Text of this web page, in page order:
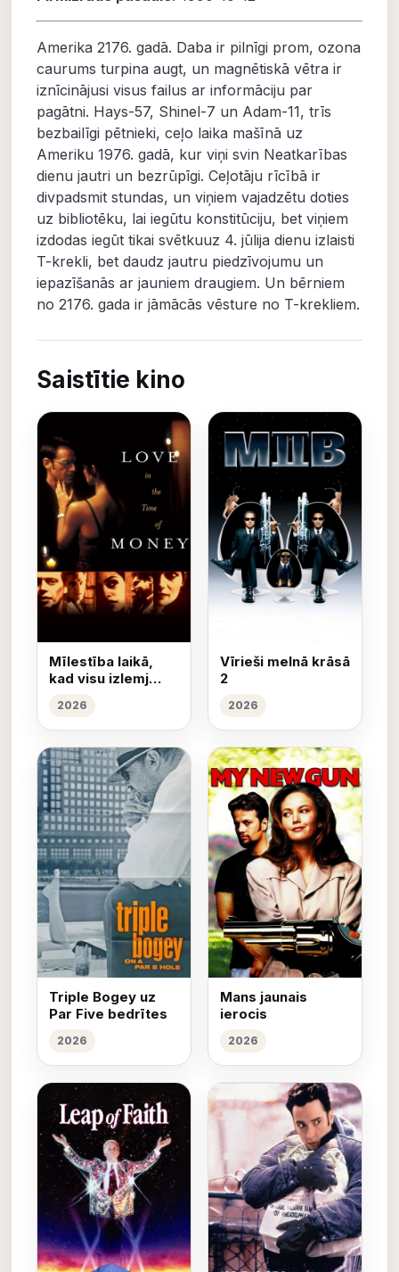
Amerika 2176. gadā. Daba ir pilnīgi prom, ozona
caurums turpina augt, un magnētiskā vētra ir
iznīcinājusi visus failus ar informāciju par
pagātni. Hays-57, Shinel-7 un Adam-11, trīs
bezbailīgi pētnieki, ceļo laika mašīnā uz
Ameriku 1976. gadā, kur viņi svin Neatkarības
dienu jautri un bezrūpīgi. Ceļotāju rīcībā ir
divpadsmit stundas, un viņiem vajadzētu doties
uz bibliotēku, lai iegūtu konstitūciju, bet viņiem
izdodas iegūt tikai svētkuuz 4. jūlija dienu izlaisti
T-krekli, bet daudz jautru piedzīvojumu un
iepazīšanās ar jauniem draugiem. Un bērniem
no 2176. gada ir jāmācās vēsture no T-krekliem.
Saistītie kino
Mīlestība laikā,
kad visu izlemj
2026
Vīrieši melnā krāsā
2
2026
Triple Bogey uz
Par Five bedrītes
2026
Mans jaunais
ierocis
2026